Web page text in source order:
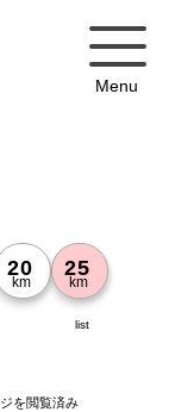
Menu
を閲覧済み
list